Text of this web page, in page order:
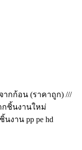
ากก้อน (ราคาถูก) ///
กชิ้นงานใหม่
งาน pp pe hd